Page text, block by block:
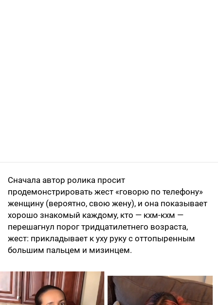
Сначала автор ролика просит
продемонстрировать жест «говорю по телефону»
женщину (вероятно, свою жену), и она показывает
хорошо знакомый каждому, кто — кхм-кхм —
перешагнул порог тридцатилетнего возраста,
жест: прикладывает к уху руку с оттопыренным
большим пальцем и мизинцем.